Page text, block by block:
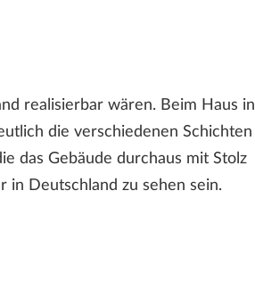
realisierbar wären. Beim Haus in
die verschiedenen Schichten
das Gebäude durchaus mit Stolz
Deutschland zu sehen sein.